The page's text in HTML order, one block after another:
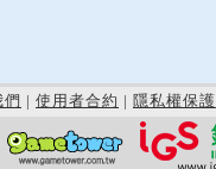
們 | 使用者合約 | 隱私權保護